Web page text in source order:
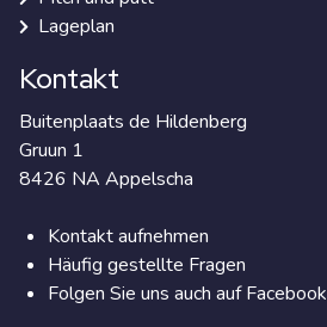
Lageplan
Kontakt
Buitenplaats de Hildenberg
Gruun 1
8426 NA Appelscha
Kontakt aufnehmen
Häufig gestellte Fragen
Folgen Sie uns auch auf Facebook